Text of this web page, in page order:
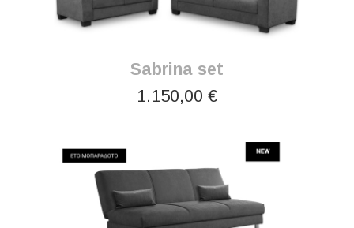
Sabrina set
1.150,00 €